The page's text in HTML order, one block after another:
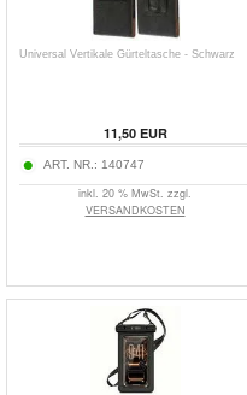
Universal Vertikale Gürteltasche - Schwarz
11,50EUR
ART. NR.: 140747
inkl. 20 % MwSt. zzgl.
VERSANDKOSTEN